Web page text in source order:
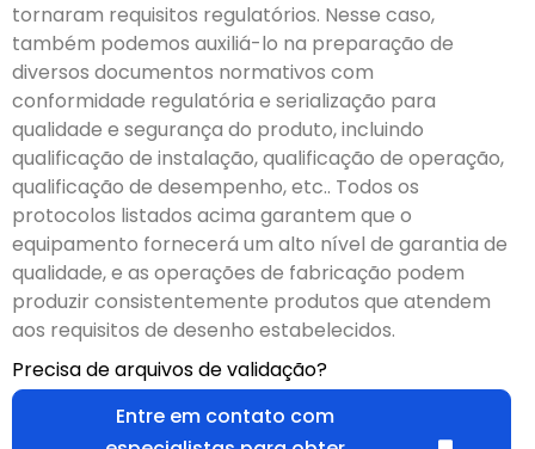
tornaram requisitos regulatórios. Nesse caso,
também podemos auxiliá-lo na preparação de
diversos documentos normativos com
conformidade regulatória e serialização para
qualidade e segurança do produto, incluindo
qualificação de instalação, qualificação de operação,
qualificação de desempenho, etc.. Todos os
protocolos listados acima garantem que o
equipamento fornecerá um alto nível de garantia de
qualidade, e as operações de fabricação podem
produzir consistentemente produtos que atendem
aos requisitos de desenho estabelecidos.
Precisa de arquivos de validação?
Entre em contato com